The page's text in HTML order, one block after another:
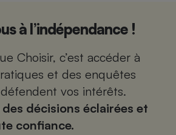
à l’indépendance !
Choisir, c’est accéder à
et des enquêtes
vos intérêts.
décisions éclairées et
confiance.
Climatiseur -
Ventilateur